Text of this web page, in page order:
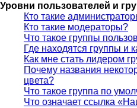
Уровни пользователей и
Кто такие
Кто такие модераторы?
Что такое группы
Где находятся группы и
Как мне стать лидером
Почему названия
цвета?
Что такое группа по
Что означает ссылка